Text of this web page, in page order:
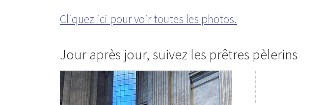
Cliquez ici pour voir toutes les photos.
Jour après jour, suivez les prêtres pèlerins